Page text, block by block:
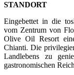
STANDORT
Eingebettet in die
vom Zentrum von
Olive Oil Resort
Chianti. Die
Landlebens zu
gastronomischen